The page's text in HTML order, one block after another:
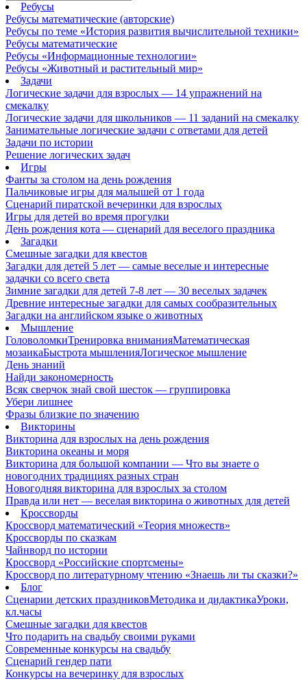
Ребусы
Ребусы математические (авторские)
Ребусы по теме «История развития вычислительной техники»
Ребусы математические
Ребусы «Информационные технологии»
Ребусы «Животный и растительный мир»
Задачи
Логические задачи для взрослых — 14 упражнений на
смекалку
Логические задачи для школьников — 11 заданий на смекалку
Занимательные логические задачи с ответами для детей
Задачи по истории
Решение логических задач
Игры
Фанты за столом на день рождения
Пальчиковые игры для малышей от 1 года
Сценарий пиратской вечеринки для взрослых
Игры для детей во время прогулки
День рождения кота — сценарий для веселого праздника
Загадки
Смешные загадки для квестов
Загадки для детей 5 лет — самые веселые и интересные
задачки со всего света
Зимние загадки для детей 7-8 лет — 30 веселых задачек
Древние интересные загадки для самых сообразительных
Загадки на английском языке о животных
Мышление
ГоловоломкиТренировка вниманияМатематическая
мозаикаБыстрота мышленияЛогическое мышление
День знаний
Найди закономерность
Всяк сверчок знай свой шесток — группировка
Убери лишнее
Фразы близкие по значению
Викторины
Викторина для взрослых на день рождения
Викторина океаны и моря
Викторина для большой компании — Что вы знаете о
новогодних традициях разных стран
Новогодняя викторина для взрослых за столом
Правда или нет — веселая викторина о животных для детей
Кроссворды
Кроссворд математический «Теория множеств»
Кроссворды по сказкам
Чайнворд по истории
Кроссворд «Российские спортсмены»
Кроссворд по литературному чтению «Знаешь ли ты сказки?»
Блог
Сценарии детских праздниковМетодика и дидактикаУроки,
кл.часы
Смешные загадки для квестов
Что подарить на свадьбу своими руками
Современные конкурсы на свадьбу
Сценарий гендер пати
Конкурсы на вечеринку для взрослых